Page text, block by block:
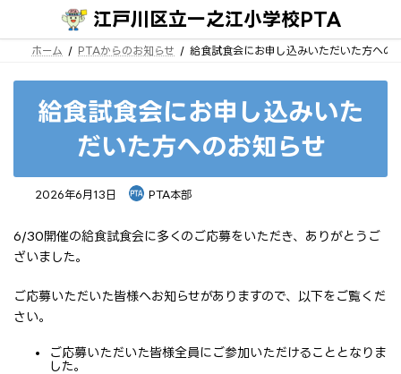
江戸川区立一之江小学校PTA
ホーム PTAからのお知らせ 給食試食会にお申し込みいただいた方への
給食試食会にお申し込みいた
だいた方へのお知らせ
2026年6月13日 PTA本部
6/30開催の給食試食会に多くのご応募をいただき、ありがとうご
ざいました。
ご応募いただいた皆様へお知らせがありますので、以下をご覧くだ
さい。
ご応募いただいた皆様全員にご参加いただけることとなりま
した。